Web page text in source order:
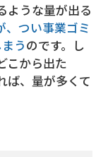
ような量が出る
、つい事業ゴミ
うのです。し
こから出た
ば、量が多くて